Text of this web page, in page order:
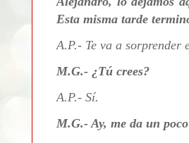
Esta misma tarde
A.P.- Te va a sorprender
M.G.- ¿Tú crees?
A.P.- Sí.
M.G.- Ay, me da un